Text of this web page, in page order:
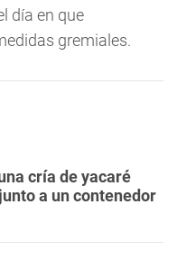
día en que
gremiales.
cría de yacaré
a un contenedor